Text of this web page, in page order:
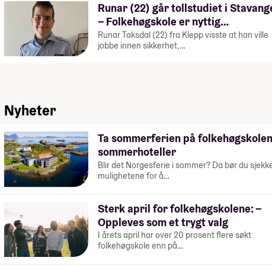
Runar (22) går tollstudiet i
– Folkehøgskole er nyttig…
Runar Taksdal (22) fra Klepp visste at han ville
jobbe innen sikkerhet,…
Nyheter
Ta sommerferien på
sommerhoteller
Blir det Norgesferie i sommer? Da bør du
mulighetene for å…
Sterk april for folkehøgskolene: –
Oppleves som et trygt valg
I årets april har over 20 prosent flere søkt
folkehøgskole enn på…